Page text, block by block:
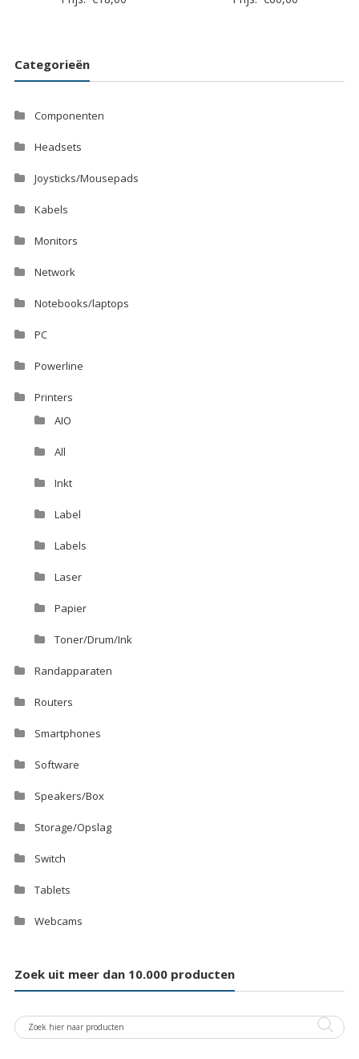
Categorieën
Componenten
Headsets
Joysticks/Mousepads
Kabels
Monitors
Network
Notebooks/laptops
PC
Powerline
Printers
AIO
All
Inkt
Label
Labels
Laser
Papier
Toner/Drum/Ink
Randapparaten
Routers
Smartphones
Software
Speakers/Box
Storage/Opslag
Switch
Tablets
Webcams
Zoek uit meer dan 10.000 producten